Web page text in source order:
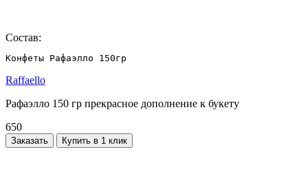
Состав:
Конфеты Рафаэлло 150гр
Raffaello
Рафаэлло 150 гр прекрасное дополнение к букету
650
Заказать Купить в 1 клик